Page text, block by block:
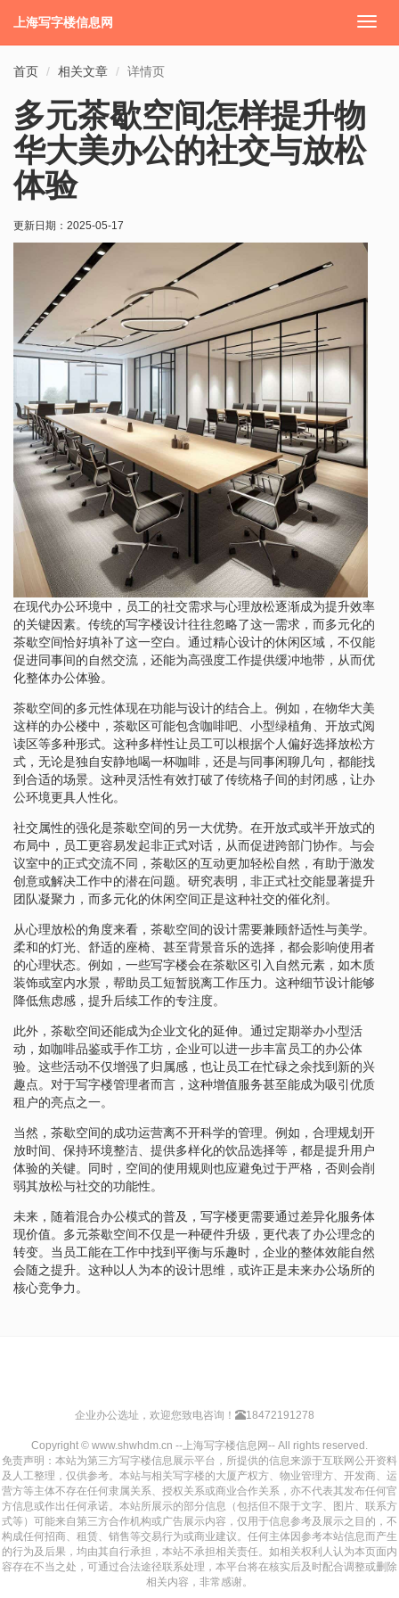
切
上海写字楼信息网
首页 相关文章 详情页
多元茶歇空间怎样提升物
华大美办公的社交与放松
体验
更新日期： 2025-05-17
在现代办公环境中，员工的社交需求与心理放松逐渐成为提升效率
的关键因素。传统的写字楼设计往往忽略了这一需求，而多元化的
茶歇空间恰好填补了这一空白。通过精心设计的休闲区域，不仅能
促进同事间的自然交流，还能为高强度工作提供缓冲地带，从而优
化整体办公体验。
茶歇空间的多元性体现在功能与设计的结合上。例如，在物华大美
这样的办公楼中，茶歇区可能包含咖啡吧、小型绿植角、开放式阅
读区等多种形式。这种多样性让员工可以根据个人偏好选择放松方
式，无论是独自安静地喝一杯咖啡，还是与同事闲聊几句，都能找
到合适的场景。这种灵活性有效打破了传统格子间的封闭感，让办
公环境更具人性化。
社交属性的强化是茶歇空间的另一大优势。在开放式或半开放式的
布局中，员工更容易发起非正式对话，从而促进跨部门协作。与会
议室中的正式交流不同，茶歇区的互动更加轻松自然，有助于激发
创意或解决工作中的潜在问题。研究表明，非正式社交能显著提升
团队凝聚力，而多元化的休闲空间正是这种社交的催化剂。
从心理放松的角度来看，茶歇空间的设计需要兼顾舒适性与美学。
柔和的灯光、舒适的座椅、甚至背景音乐的选择，都会影响使用者
的心理状态。例如，一些写字楼会在茶歇区引入自然元素，如木质
装饰或室内水景，帮助员工短暂脱离工作压力。这种细节设计能够
降低焦虑感，提升后续工作的专注度。
此外，茶歇空间还能成为企业文化的延伸。通过定期举办小型活
动，如咖啡品鉴或手作工坊，企业可以进一步丰富员工的办公体
验。这些活动不仅增强了归属感，也让员工在忙碌之余找到新的兴
趣点。对于写字楼管理者而言，这种增值服务甚至能成为吸引优质
租户的亮点之一。
当然，茶歇空间的成功运营离不开科学的管理。例如，合理规划开
放时间、保持环境整洁、提供多样化的饮品选择等，都是提升用户
体验的关键。同时，空间的使用规则也应避免过于严格，否则会削
弱其放松与社交的功能性。
未来，随着混合办公模式的普及，写字楼更需要通过差异化服务体
现价值。多元茶歇空间不仅是一种硬件升级，更代表了办公理念的
转变。当员工能在工作中找到平衡与乐趣时，企业的整体效能自然
会随之提升。这种以人为本的设计思维，或许正是未来办公场所的
核心竞争力。
企业办公选址，欢迎您致电咨询！ 18472191278
Copyright © www.shwhdm.cn --上海写字楼信息网-- All rights reserved.
免责声明：本站为第三方写字楼信息展示平台，所提供的信息来源于互联网公开资料
及人工整理，仅供参考。本站与相关写字楼的大厦产权方、物业管理方、开发商、运
营方等主体不存在任何隶属关系、授权关系或商业合作关系，亦不代表其发布任何官
方信息或作出任何承诺。本站所展示的部分信息（包括但不限于文字、图片、联系方
式等）可能来自第三方合作机构或广告展示内容，仅用于信息参考及展示之目的，不
构成任何招商、租赁、销售等交易行为或商业建议。任何主体因参考本站信息而产生
的行为及后果，均由其自行承担，本站不承担相关责任。如相关权利人认为本页面内
容存在不当之处，可通过合法途径联系处理，本平台将在核实后及时配合调整或删除
相关内容，非常感谢。